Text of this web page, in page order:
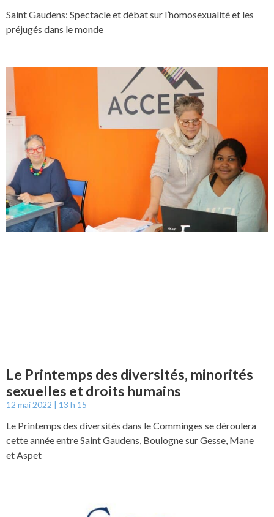
Saint Gaudens: Spectacle et débat sur l’homosexualité et les
préjugés dans le monde
Le Printemps des diversités, minorités
sexuelles et droits humains
12 mai 2022 13 h 15
Le Printemps des diversités dans le Comminges se déroulera
cette année entre Saint Gaudens, Boulogne sur Gesse, Mane
et Aspet